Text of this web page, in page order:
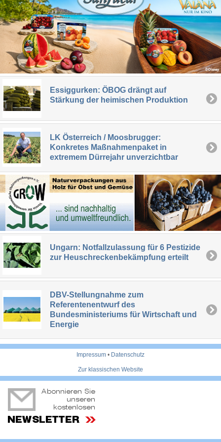
Essiggurken: ÖBOG drängt auf
Stärkung der heimischen Produktion
LK Österreich / Moosbrugger:
Konkretes Maßnahmenpaket in
extremem Dürrejahr unverzichtbar
Ungarn: Notfallzulassung für 6 Pestizide
zur Heuschreckenbekämpfung erteilt
DBV-Stellungnahme zum
Referentenentwurf des
Bundesministeriums für Wirtschaft und
Energie
Impressum • Datenschutz
Zur klassischen Website